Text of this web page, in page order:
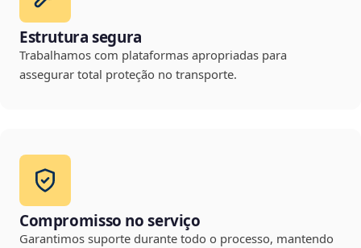
Estrutura segura
Trabalhamos com plataformas apropriadas para
assegurar total proteção no transporte.
Compromisso no serviço
Garantimos suporte durante todo o processo, mantendo